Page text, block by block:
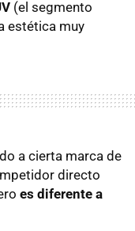
(el segmento
estética muy
a cierta marca de
directo
es diferente a